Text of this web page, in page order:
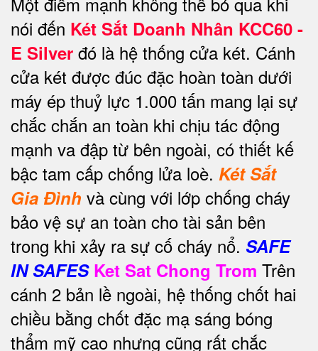
nói đến Két Sắt Doanh Nhân KCC60 -
E Silver đó là hệ thống cửa két. Cánh
cửa két được đúc đặc hoàn toàn dưới
máy ép thuỷ lực 1.000 tấn mang lại sự
chắc chắn an toàn khi chịu tác động
mạnh va đập từ bên ngoài, có thiết kế
bậc tam cấp chống lửa loè. Két Sắt
Gia Đình và cùng với lớp chống cháy
bảo vệ sự an toàn cho tài sản bên
trong khi xảy ra sự cố cháy nổ. SAFE
IN SAFES Ket Sat Chong Trom Trên
cánh 2 bản lề ngoài, hệ thống chốt hai
chiều bằng chốt đặc mạ sáng bóng
thẩm mỹ cao nhưng cũng rất chắc